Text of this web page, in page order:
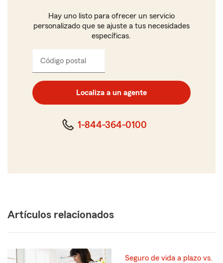
Hay uno listo para ofrecer un servicio
personalizado que se ajuste a tus necesidades
específicas.
Código postal
código
postal
de
cinco
Localiza a un agente
1-844-364-0100
Artículos relacionados
Seguro de vida a plazo vs.